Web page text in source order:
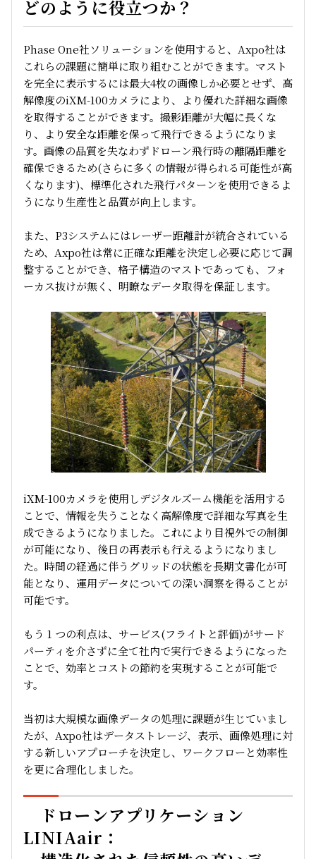
どのように役立つか？
Phase One社ソリューションを使用すると、Axpo社は
これらの課題に簡単に取り組むことができます。マスト
を完全に表示するには最大4枚の画像しか必要とせず、高
解像度のiXM-100カメラにより、より優れた詳細な画像
を取得することができます。撮影距離が大幅に長くな
り、より安全な距離を保って飛行できるようになりま
す。画像の品質を失なわずドローン飛行時の離隔距離を
確保できるため(さらに多くの情報が得られる可能性が高
くなります)、標準化された飛行パターンを使用できるよ
うになり生産性と品質が向上します。
また、P3システムにはレーザー距離計が統合されている
ため、Axpo社は常に正確な距離を決定し必要に応じて調
整することができ、格子構造のマストであっても、フォ
ーカス抜けが無く、明瞭なデータ取得を保証します。
iXM-100カメラを使用しデジタルズーム機能を活用する
ことで、情報を失うことなく高解像度で詳細な写真を生
成できるようになりました。これにより目視外での制御
が可能になり、後日の再表示も行えるようになりまし
た。時間の経過に伴うグリッドの状態を長期文書化が可
能となり、運用データについての深い洞察を得ることが
可能です。
もう 1 つの利点は、サービス(フライトと評価)がサード
パーティを介さずに全て社内で実行できるようになった
ことで、効率とコストの節約を実現することが可能で
す。
当初は大規模な画像データの処理に課題が生じていまし
たが、Axpo社はデータストレージ、表示、画像処理に対
する新しいアプローチを決定し、ワークフローと効率性
を更に合理化しました。
ドローンアプリケーション
LINIAair：